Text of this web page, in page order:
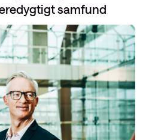
samfund